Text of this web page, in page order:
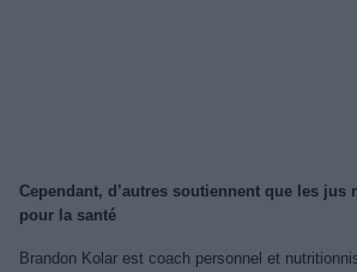
Cependant, d’autres soutiennent que les jus
pour la santé
Brandon Kolar est coach personnel et